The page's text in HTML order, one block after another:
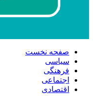
صفحه نخست
سیاسی
فرهنگی
اجتماعی
اقتصادی